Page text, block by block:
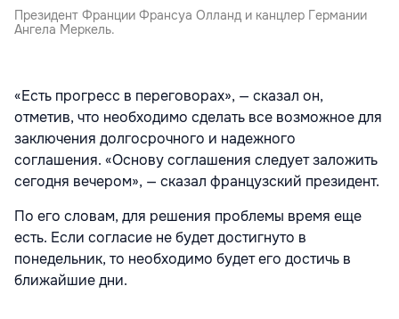
Президент Франции Франсуа Олланд и канцлер Германии
Ангела Меркель.
«Есть прогресс в переговорах», — сказал он,
отметив, что необходимо сделать все возможное для
заключения долгосрочного и надежного
соглашения. «Основу соглашения следует заложить
сегодня вечером», — сказал французский президент.
По его словам, для решения проблемы время еще
есть. Если согласие не будет достигнуто в
понедельник, то необходимо будет его достичь в
ближайшие дни.